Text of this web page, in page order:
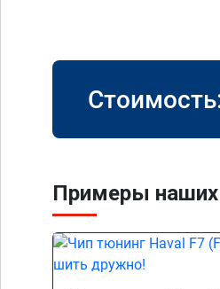
Примеры наших